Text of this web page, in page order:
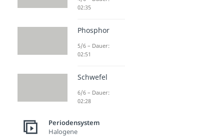
02:35
Phosphor
5/6 – Dauer:
02:51
Schwefel
6/6 – Dauer:
02:28
Periodensystem
Halogene